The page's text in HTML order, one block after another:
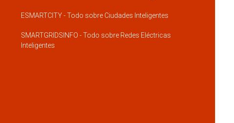
ESMARTCITY - Todo sobre Ciudades Inteligentes
SMARTGRIDSINFO - Todo sobre Redes Eléctricas
Inteligentes